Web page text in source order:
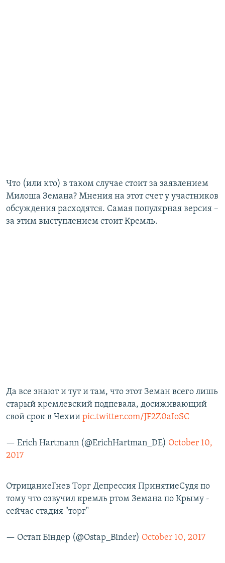
Что (или кто) в таком случае стоит за заявлением
Милоша Земана? Мнения на этот счет у участников
обсуждения расходятся. Самая популярная версия –
за этим выступлением стоит Кремль.
Да все знают и тут и там, что этот Земан всего лишь
старый кремлевский подпевала, досиживающий
свой срок в Чехии pic.twitter.com/JF2Z0aIoSC
— Erich Hartmann (@ErichHartman_DE) October 10,
2017
ОтрицаниеГнев Торг Депрессия ПринятиеСудя по
тому что озвучил кремль ртом Земана по Крыму -
сейчас стадия "торг"
— Остап Біндер (@Ostap_Binder) October 10, 2017